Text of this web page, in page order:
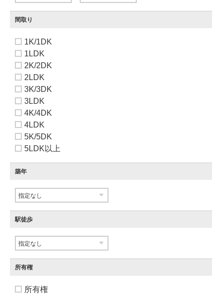
間取り
1K/1DK
1LDK
2K/2DK
2LDK
3K/3DK
3LDK
4K/4DK
4LDK
5K/5DK
5LDK以上
築年
駅徒歩
所有権
所有権